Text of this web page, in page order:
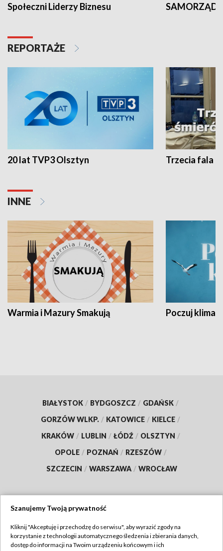
Społeczni Liderzy Biznesu SAMORZĄD
REPORTAŻE
20 lat TVP3 Olsztyn Trzecia fala -
INNE
Warmia i Mazury Smakują Poczuj klimat
BIAŁYSTOK / BYDGOSZCZ / GDAŃSK /
GORZÓW WLKP. / KATOWICE / KIELCE /
KRAKÓW / LUBLIN / ŁÓDŹ / OLSZTYN /
OPOLE / POZNAŃ / RZESZÓW /
SZCZECIN / WARSZAWA / WROCŁAW
TVP
Szanujemy Twoją prywatność
Kliknij "Akceptuję i przechodzę do serwisu", aby wyrazić zgody na
korzystanie z technologii automatycznego śledzenia i zbierania danych,
dostęp do informacji na Twoim urządzeniu końcowym i ich